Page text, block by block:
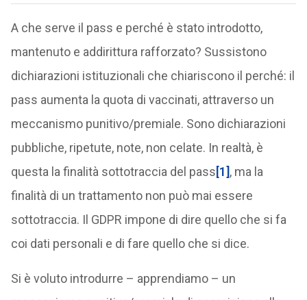
A che serve il pass e perché è stato introdotto,
mantenuto e addirittura rafforzato? Sussistono
dichiarazioni istituzionali che chiariscono il perché: il
pass aumenta la quota di vaccinati, attraverso un
meccanismo punitivo/premiale. Sono dichiarazioni
pubbliche, ripetute, note, non celate. In realtà, è
questa la finalità sottotraccia del pass[1], ma la
finalità di un trattamento non può mai essere
sottotraccia. Il GDPR impone di dire quello che si fa
coi dati personali e di fare quello che si dice.
Si è voluto introdurre – apprendiamo – un